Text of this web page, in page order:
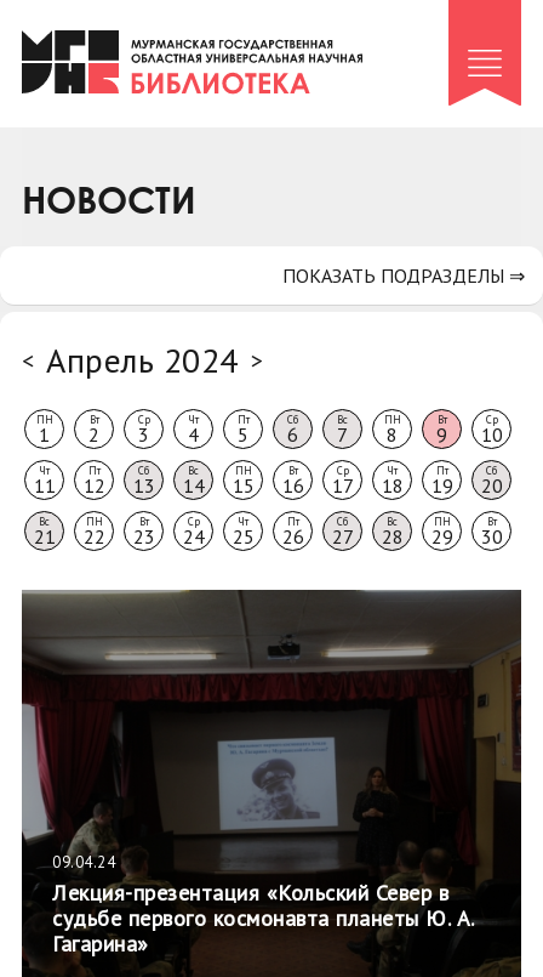
Клуб «Гиря и сельдерей»
Клуб «Семейный архив»
Коллегам
НОВОСТИ
< Апрель 2024 >
ПН
1
Вт
2
Ср
3
Чт
4
Пт
5
Сб
6
Вс
7
ПН
8
Вт
9
Ср
10
Чт
11
Пт
12
Сб
13
Вс
14
ПН
15
Вт
16
Ср
17
Чт
18
Пт
19
Сб
20
Вс
21
ПН
22
Вт
23
Ср
24
Чт
25
Пт
26
Сб
27
Вс
28
ПН
29
Вт
30
09.04.24
Лекция-презентация «Кольский Север в
судьбе первого космонавта планеты Ю. А.
Гагарина»
ПОКАЗАТЬ ПОДРАЗДЕЛЫ ⇒